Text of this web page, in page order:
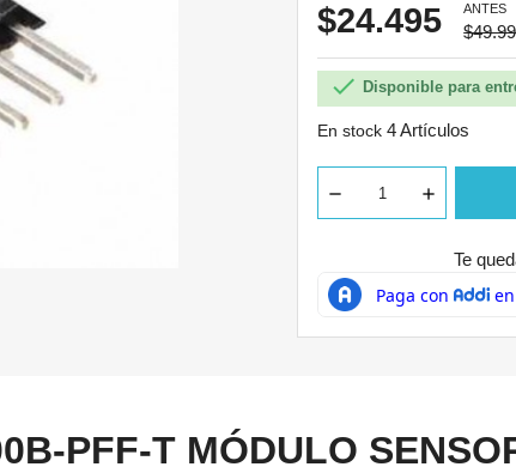
$24.495 ANTES
 Disponible para
En stock 4 Artículos
Te
PFF-T MÓDULO